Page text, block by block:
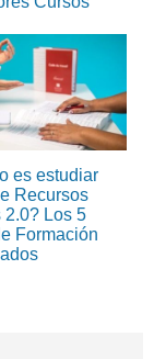
es estudiar
Recursos
2.0? Los 5
Formación